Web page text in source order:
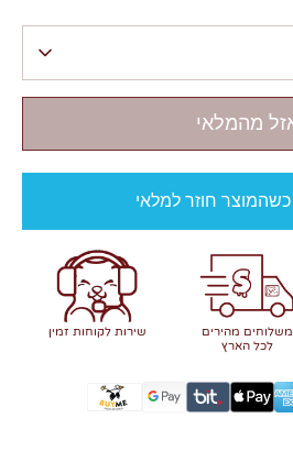
מהמלאי
כשהמוצר חוזר למלאי
משלוחים מהירים
לכל הארץ
שירות לקוחות זמין